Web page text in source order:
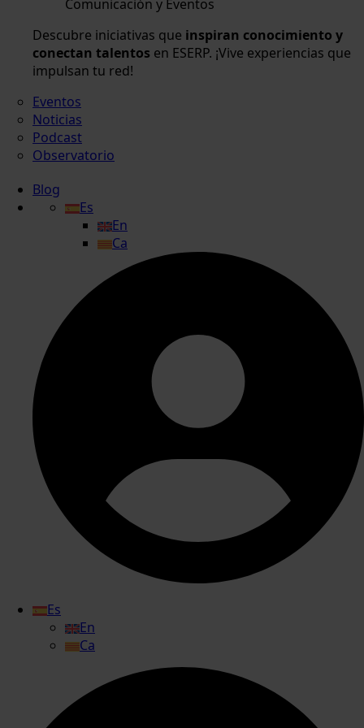
Comunicación y Eventos
Descubre iniciativas que inspiran conocimiento y
conectan talentos en ESERP. ¡Vive experiencias que
impulsan tu red!
Eventos
Noticias
Podcast
Observatorio
Blog
Es
En
Ca
Es
En
Ca